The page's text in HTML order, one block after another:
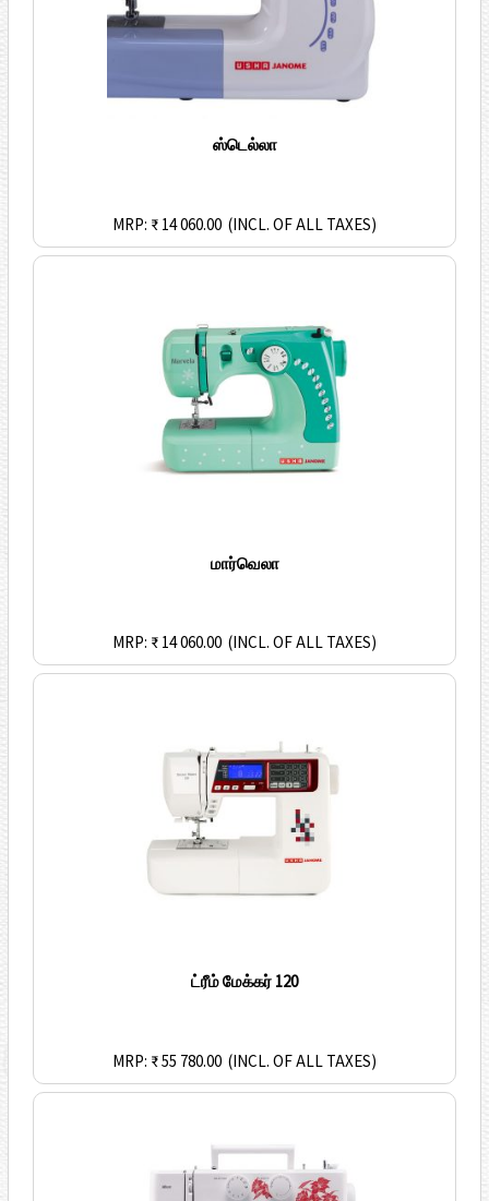
ஸ்டெல்லா
MRP: ₹ 14 060.00 (INCL. OF ALL TAXES)
மார்வெலா
MRP: ₹ 14 060.00 (INCL. OF ALL TAXES)
ட்ரீம் மேக்கர் 120
MRP: ₹ 55 780.00 (INCL. OF ALL TAXES)